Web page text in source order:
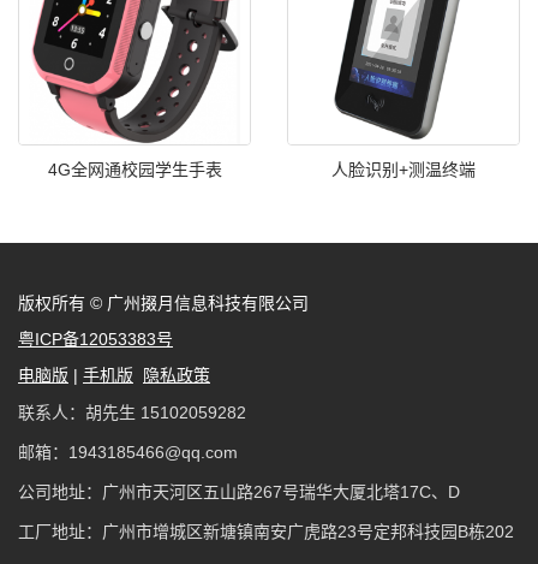
4G全网通校园学生手表 人脸识别+测温终端
版权所有 © 广州掇月信息科技有限公司
粤ICP备12053383号
电脑版 | 手机版
隐私政策
联系人：胡先生 15102059282
邮箱：1943185466@qq.com
公司地址：广州市天河区五山路267号瑞华大厦北塔17C、D
工厂地址：广州市增城区新塘镇南安广虎路23号定邦科技园B栋202